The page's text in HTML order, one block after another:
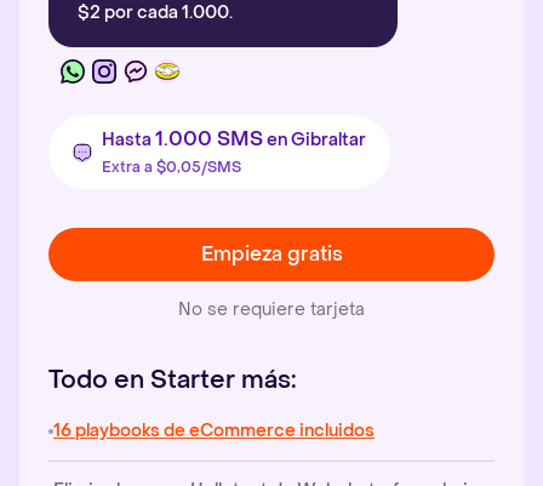
$2 por cada 1.000.
Hasta 1.000 SMSen Gibraltar
Extra a $0,05/SMS
Empieza gratis
No se requiere tarjeta
Todo en Starter más:
16 playbooks de eCommerce incluidos